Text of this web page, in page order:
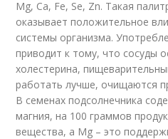
Mg, Ca, Fe, Se, Zn. Такая
оказывает положительное
системы организма.
приводит к тому, что сосуды
холестерина,
работать лучше, очищаются
В семенах подсолнечника
магния, на 100 граммов
вещества, а Mg – это